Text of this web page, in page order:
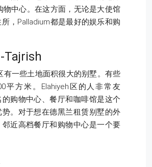
物中心。在这方面，无论是大使馆
，Palladium都是最好的娱乐和购
Tajrish
有一些土地面积很大的别墅。有些
平方米。Elahiyeh区的人非常友
购物中心、餐厅和咖啡馆是这个
。对于想在德黑兰租赁别墅的外
近高档餐厅和购物中心是一个要